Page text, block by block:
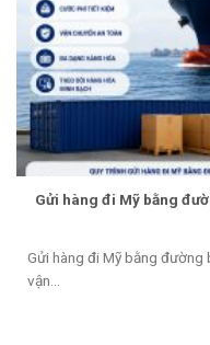
Gửi hàng đi Mỹ bằng
Gửi hàng đi Mỹ bằng đường
vận...